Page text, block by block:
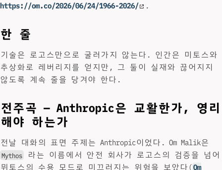
https://om.co/2026/06/24/1966-2026/
.
한 줄
기술은 로고스만으로 굴러가지 않는다. 인간은 미토스와
추상화로 레버리지를 얻지만, 그 둘이 실재와 끊어지지
않도록 계속 줄을 당겨야 한다.
전주곡 — Anthropic은 교활한가, 영리
해야 하는가
전날 대화의 표면 주제는 Anthropic이었다. Om Malik은
Mythos
라는 이름에서 안전 회사가 로고스의 검증을 넘어
뮈토스의 수용 모드로 미끄러지는 위험을 보았다(Om